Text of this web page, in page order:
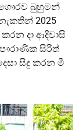
බුහුමන්
2025
දා ආදිවාසි
සිරිත්
සිදු කරන මී